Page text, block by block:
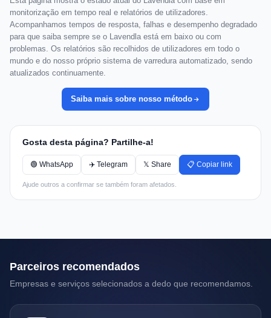
monitorização em tempo real e relatórios de utilizadores.
Acompanhamos tempos de resposta, falhas e desempenho degradado
para que saiba sempre se o Lavendla está em baixo ou com
problemas. Os relatórios são recolhidos de utilizadores em todo o
mundo e do nosso próprio sistema de varredura automatizado, sendo
atualizados continuamente.
Saiba mais sobre nosso método
Gosta desta página? Partilhe-a!
🟢 WhatsApp ✈️ Telegram 𝕏 Share 📋 Copiar link
Ajude outros a confirmar se também foram afetados.
Parceiros recomendados
Empresas e serviços selecionados a dedo que recomendamos.